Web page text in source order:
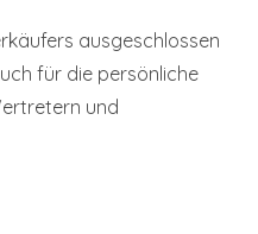
ausgeschlossen
für die persönliche
und